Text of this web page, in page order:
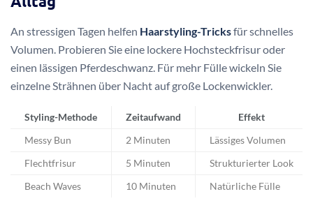
An stressigen Tagen helfen Haarstyling-Tricksfür schnelles
Volumen. Probieren Sie eine lockere Hochsteckfrisur oder
einen lässigen Pferdeschwanz. Für mehr Fülle wickeln Sie
einzelne Strähnen über Nacht auf große Lockenwickler.
Styling-Methode Zeitaufwand Effekt
Messy Bun 2 Minuten Lässiges Volumen
Flechtfrisur 5 Minuten Strukturierter Look
Beach Waves 10 Minuten Natürliche Fülle